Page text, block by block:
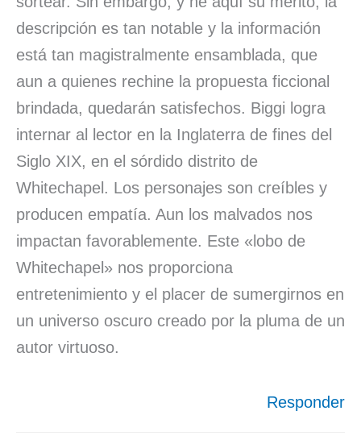
descripción es tan notable y la información
está tan magistralmente ensamblada, que
aun a quienes rechine la propuesta ficcional
brindada, quedarán satisfechos. Biggi logra
internar al lector en la Inglaterra de fines del
Siglo XIX, en el sórdido distrito de
Whitechapel. Los personajes son creíbles y
producen empatía. Aun los malvados nos
impactan favorablemente. Este «lobo de
Whitechapel» nos proporciona
entretenimiento y el placer de sumergirnos en
un universo oscuro creado por la pluma de un
autor virtuoso.
Responder